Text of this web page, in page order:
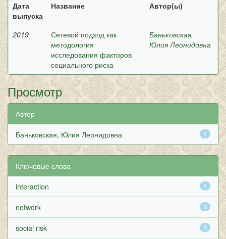
Дата
выпуска
Название Автор(ы)
2019
Сетевой подход как
методология
исследования факторов
социального риска
Баньковская,
Юлия Леонидовна
Просмотр
Автор
1
Баньковская, Юлия Леонидовна
Ключевые слова
1
interaction
1
network
1
social risk